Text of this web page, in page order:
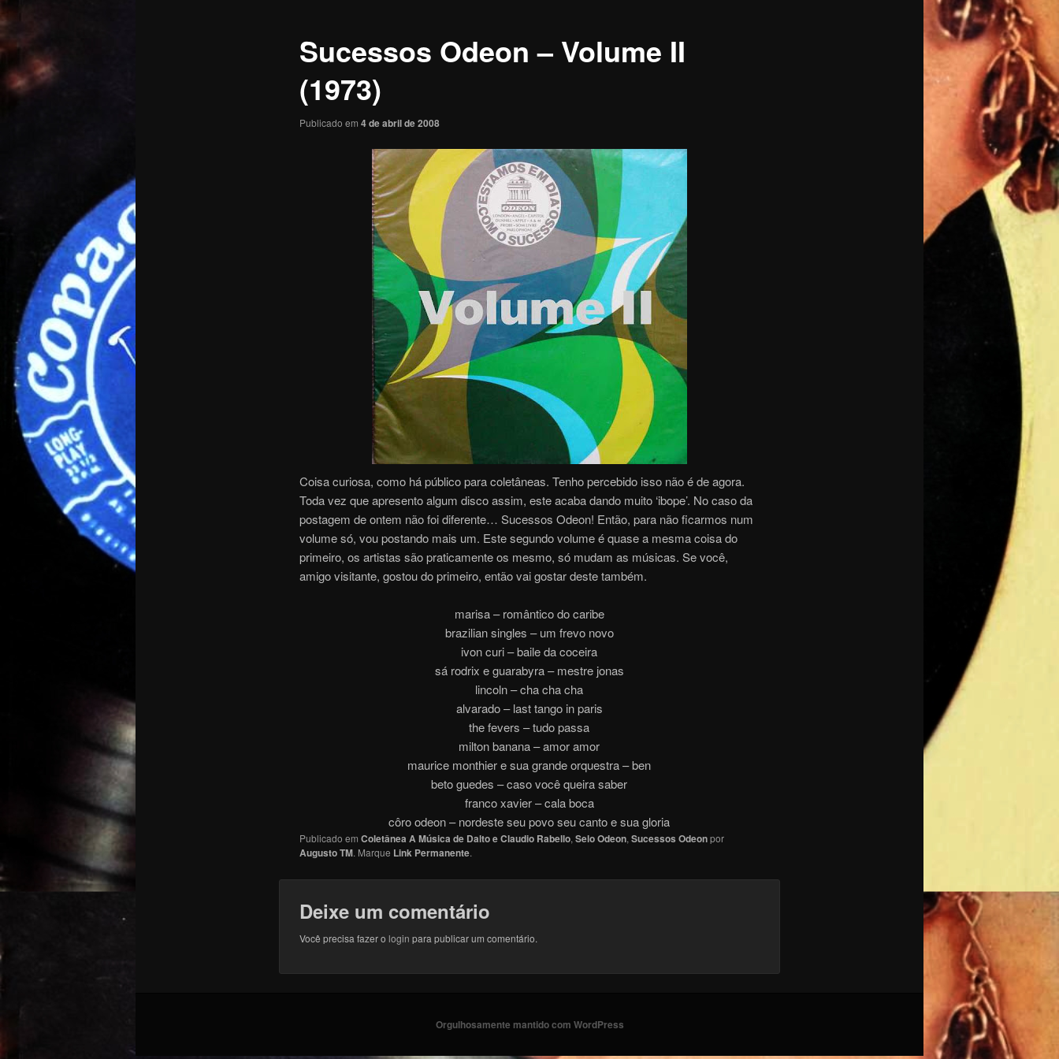
Sucessos Odeon – Volume II
(1973)
Publicado em 4 de abril de 2008
Coisa curiosa, como há público para coletâneas. Tenho percebido isso não é de agora.
Toda vez que apresento algum disco assim, este acaba dando muito ‘ibope’. No caso da
postagem de ontem não foi diferente… Sucessos Odeon! Então, para não ficarmos num
volume só, vou postando mais um. Este segundo volume é quase a mesma coisa do
primeiro, os artistas são praticamente os mesmo, só mudam as músicas. Se você,
amigo visitante, gostou do primeiro, então vai gostar deste também.
marisa – romântico do caribe
brazilian singles – um frevo novo
ivon curi – baile da coceira
sá rodrix e guarabyra – mestre jonas
lincoln – cha cha cha
alvarado – last tango in paris
the fevers – tudo passa
milton banana – amor amor
maurice monthier e sua grande orquestra – ben
beto guedes – caso você queira saber
franco xavier – cala boca
côro odeon – nordeste seu povo seu canto e sua gloria
Publicado em Coletânea A Música de Dalto e Claudio Rabello,Selo Odeon,Sucessos Odeonpor
Augusto TM. Marque Link Permanente.
Deixe um comentário
Você precisa fazer o login para publicar um comentário.
Orgulhosamente mantido com WordPress